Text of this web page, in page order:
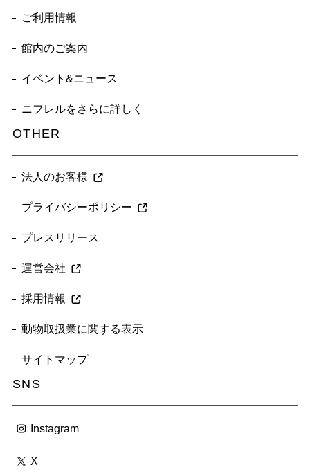
ご利用情報
館内のご案内
イベント&ニュース
ニフレルをさらに詳しく
OTHER
法人のお客様
プライバシーポリシー
プレスリリース
運営会社
採用情報
動物取扱業に関する表示
サイトマップ
SNS
Instagram
X